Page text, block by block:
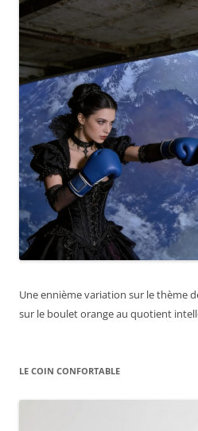
Une ennième variation sur le thème
sur le boulet orange au quotient
LE COIN CONFORTABLE